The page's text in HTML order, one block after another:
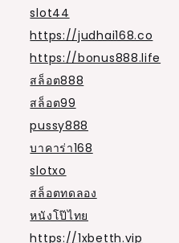
slot44
https://judhai168.co
https://bonus888.life
สล็อต888
สล็อต99
pussy888
บาคาร่า168
slotxo
สล็อตทดลอง
หนังโป๊ไทย
https://1xbetth.vip